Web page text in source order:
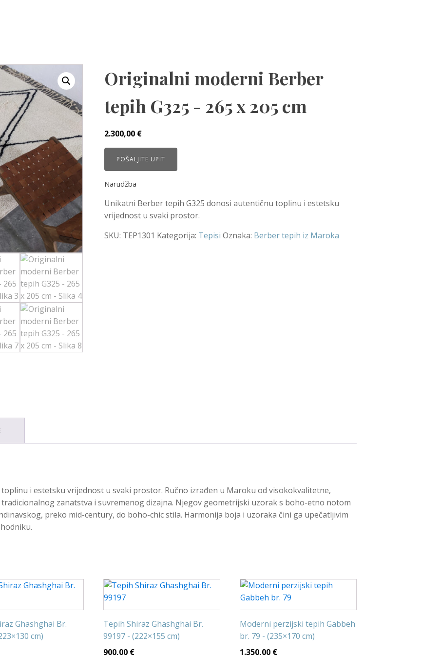
Originalni moderni Berber
tepih G325 - 265 x 205 cm
2.300,00 €
POŠALJITE UPIT
Narudžba
Unikatni Berber tepih G325 donosi autentičnu toplinu i estetsku
vrijednost u svaki prostor.
SKU: TEP1301 Kategorija: Tepisi Oznaka: Berber tepih iz Maroka
i estetsku vrijednost u svaki prostor. Ručno izrađen u Maroku od visokokvalitetne,
zanatstva i suvremenog dizajna. Njegov geometrijski uzorak s boho-etno notom
preko mid-century, do boho-chic stila. Harmonija boja i uzoraka čini ga upečatljivim
Ghashghai Br.
cm)
Tepih Shiraz Ghashghai Br.
99197 - (222×155 cm)
900,00 €
Moderni perzijski tepih Gabbeh
br. 79 - (235×170 cm)
1.350,00 €